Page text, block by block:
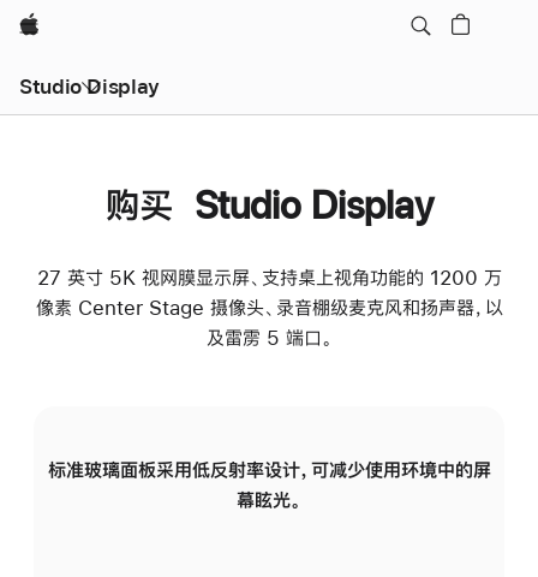
Apple
Studio Display
购买 Studio Display
27 英寸 5K 视网膜显示屏、支持桌上视角功能的 1200 万
像素 Center Stage 摄像头、录音棚级麦克风和扬声器，以
及雷雳 5 端口。
标准玻璃面板采用低反射率设计，可减少使用环境中的屏
幕眩光。